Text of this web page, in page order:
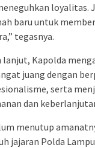
loyalitas.
baru untuk
tegasnya.
lanjut, Kapolda
juang dengan
serta
dan
menutup
jajaran Polda